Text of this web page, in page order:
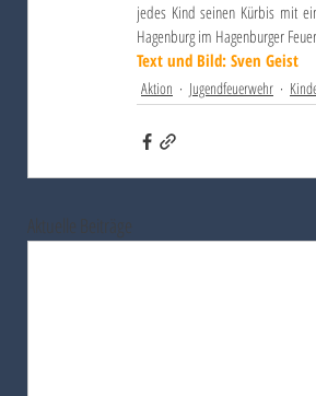
jedes Kind seinen Kürbis mit
Hagenburg im Hagenburger
Text und Bild: Sven Geist
Aktion Jugendfeuerwehr
Aktuelle Beiträge